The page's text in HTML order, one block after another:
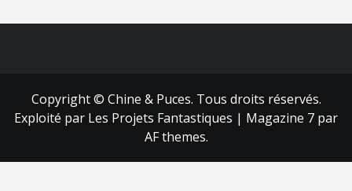
Copyright © Chine & Puces. Tous droits réservés.
Exploité par Les Projets Fantastiques | Magazine 7 par
AF themes.